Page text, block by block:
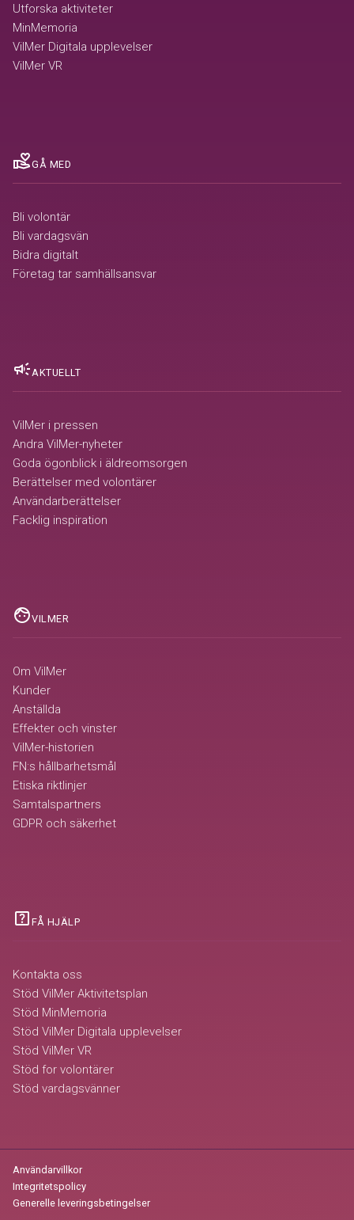
Utforska aktiviteter
MinMemoria
VilMer Digitala upplevelser
VilMer VR
volunteer_activismGÅ MED
Bli volontär
Bli vardagsvän
Bidra digitalt
Företag tar samhällsansvar
campaign AKTUELLT
VilMer i pressen
Andra VilMer-nyheter
Goda ögonblick i äldreomsorgen
Berättelser med volontärer
Användarberättelser
Facklig inspiration
faceVILMER
Om VilMer
Kunder
Anställda
Effekter och vinster
VilMer-historien
FN:s hållbarhetsmål
Etiska riktlinjer
Samtalspartners
GDPR och säkerhet
help_center FÅ HJÄLP
Kontakta oss
Stöd VilMer Aktivitetsplan
Stöd MinMemoria
Stöd VilMer Digitala upplevelser
Stöd VilMer VR
Stöd for volontärer
Stöd vardagsvänner
Användarvillkor
Integritetspolicy
Generelle leveringsbetingelser